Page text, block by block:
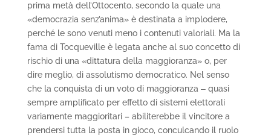
prima metà dell’Ottocento, secondo la quale una
«democrazia senz’anima» è destinata a implodere,
perché le sono venuti meno i contenuti valoriali. Ma la
fama di Tocqueville è legata anche al suo concetto di
rischio di una «dittatura della maggioranza» o, per
dire meglio, di assolutismo democratico. Nel senso
che la conquista di un voto di maggioranza ‒ quasi
sempre amplificato per effetto di sistemi elettorali
variamente maggioritari – abiliterebbe il vincitore a
prendersi tutta la posta in gioco, conculcando il ruolo